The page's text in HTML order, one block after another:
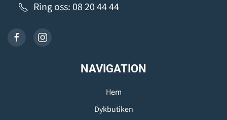
Ring oss: 08 20 44 44
NAVIGATION
Hem
Dykbutiken